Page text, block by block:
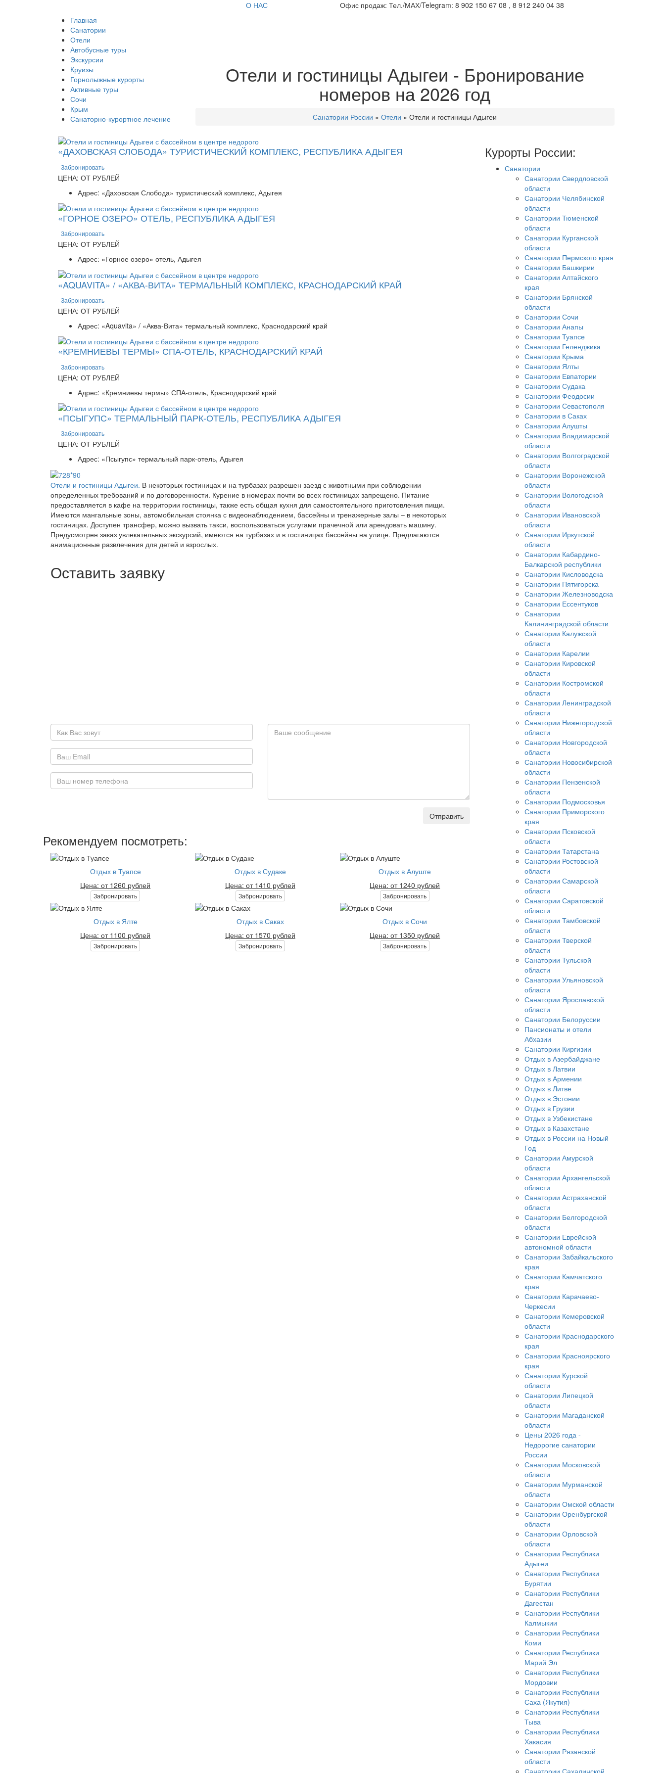
О НАС
Офис продаж: Тел./МАХ/Telegram: 8 902 150 67 08 , 8 912 240 04 38
Главная
Санатории
Отели
Автобусные туры
Экскурсии
Круизы
Горнолыжные курорты
Активные туры
Сочи
Крым
Санаторно-курортное лечение
Отели и гостиницы Адыгеи - Бронирование
номеров на 2026 год
Санатории России »Отели »Отели и гостиницы Адыгеи
«ДАХОВСКАЯ СЛОБОДА» ТУРИСТИЧЕСКИЙ КОМПЛЕКС, РЕСПУБЛИКА АДЫГЕЯ
Забронировать
ЦЕНА: ОТ РУБЛЕЙ
Адрес: «Даховская Слобода» туристический комплекс, Адыгея
«ГОРНОЕ ОЗЕРО» ОТЕЛЬ, РЕСПУБЛИКА АДЫГЕЯ
Забронировать
ЦЕНА: ОТ РУБЛЕЙ
Адрес: «Горное озеро» отель, Адыгея
«AQUAVITA» / «АКВА-ВИТА» ТЕРМАЛЬНЫЙ КОМПЛЕКС, КРАСНОДАРСКИЙ КРАЙ
Забронировать
ЦЕНА: ОТ РУБЛЕЙ
Адрес: «Aquavita» / «Аква-Вита» термальный комплекс, Краснодарский край
«КРЕМНИЕВЫ ТЕРМЫ» СПА-ОТЕЛЬ, КРАСНОДАРСКИЙ КРАЙ
Забронировать
ЦЕНА: ОТ РУБЛЕЙ
Адрес: «Кремниевы термы» СПА-отель, Краснодарский край
«ПСЫГУПС» ТЕРМАЛЬНЫЙ ПАРК-ОТЕЛЬ, РЕСПУБЛИКА АДЫГЕЯ
Забронировать
ЦЕНА: ОТ РУБЛЕЙ
Адрес: «Псыгупс» термальный парк-отель, Адыгея
Отели и гостиницы Адыгеи. В некоторых гостиницах и на турбазах разрешен заезд с животными при соблюдении
определенных требований и по договоренности. Курение в номерах почти во всех гостиницах запрещено. Питание
предоставляется в кафе на территории гостиницы, также есть общая кухня для самостоятельного приготовления пищи.
Имеются мангальные зоны, автомобильная стоянка с видеонаблюдением, бассейны и тренажерные залы – в некоторых
гостиницах. Доступен трансфер, можно вызвать такси, воспользоваться услугами прачечной или арендовать машину.
Предусмотрен заказ увлекательных экскурсий, имеются на турбазах и в гостиницах бассейны на улице. Предлагаются
анимационные развлечения для детей и взрослых.
Оставить заявку
Отправить
Рекомендуем посмотреть:
Отдых в Туапсе
Цена: от 1260 рублей
Забронировать
Отдых в Судаке
Цена: от 1410 рублей
Забронировать
Отдых в Алуште
Цена: от 1240 рублей
Забронировать
Отдых в Ялте
Цена: от 1100 рублей
Забронировать
Отдых в Саках
Цена: от 1570 рублей
Забронировать
Отдых в Сочи
Цена: от 1350 рублей
Забронировать
Курорты России:
Санатории
Санатории Свердловской
области
Санатории Челябинской
области
Санатории Тюменской
области
Санатории Курганской
области
Санатории Пермского края
Санатории Башкирии
Санатории Алтайского
края
Санатории Брянской
области
Санатории Сочи
Санатории Анапы
Санатории Туапсе
Санатории Геленджика
Санатории Крыма
Санатории Ялты
Санатории Евпатории
Санатории Судака
Санатории Феодосии
Санатории Севастополя
Санатории в Саках
Санатории Алушты
Санатории Владимирской
области
Санатории Волгоградской
области
Санатории Воронежской
области
Санатории Вологодской
области
Санатории Ивановской
области
Санатории Иркутской
области
Санатории Кабардино-
Балкарской республики
Санатории Кисловодска
Санатории Пятигорска
Санатории Железноводска
Санатории Ессентуков
Санатории
Калининградской области
Санатории Калужской
области
Санатории Карелии
Санатории Кировской
области
Санатории Костромской
области
Санатории Ленинградской
области
Санатории Нижегородской
области
Санатории Новгородской
области
Санатории Новосибирской
области
Санатории Пензенской
области
Санатории Подмосковья
Санатории Приморского
края
Санатории Псковской
области
Санатории Татарстана
Санатории Ростовской
области
Санатории Самарской
области
Санатории Саратовской
области
Санатории Тамбовской
области
Санатории Тверской
области
Санатории Тульской
области
Санатории Ульяновской
области
Санатории Ярославской
области
Санатории Белоруссии
Пансионаты и отели
Абхазии
Санатории Киргизии
Отдых в Азербайджане
Отдых в Латвии
Отдых в Армении
Отдых в Литве
Отдых в Эстонии
Отдых в Грузии
Отдых в Узбекистане
Отдых в Казахстане
Отдых в России на Новый
Год
Санатории Амурской
области
Санатории Архангельской
области
Санатории Астраханской
области
Санатории Белгородской
области
Санатории Еврейской
автономной области
Санатории Забайкальского
края
Санатории Камчатского
края
Санатории Карачаево-
Черкесии
Санатории Кемеровской
области
Санатории Краснодарского
края
Санатории Красноярского
края
Санатории Курской
области
Санатории Липецкой
области
Санатории Магаданской
области
Цены 2026 года -
Недорогие санатории
России
Санатории Московской
области
Санатории Мурманской
области
Санатории Омской области
Санатории Оренбургской
области
Санатории Орловской
области
Санатории Республики
Адыгеи
Санатории Республики
Бурятии
Санатории Республики
Дагестан
Санатории Республики
Калмыкии
Санатории Республики
Коми
Санатории Республики
Марий Эл
Санатории Республики
Мордовии
Санатории Республики
Саха (Якутия)
Санатории Республики
Тыва
Санатории Республики
Хакасия
Санатории Рязанской
области
Санатории Сахалинской